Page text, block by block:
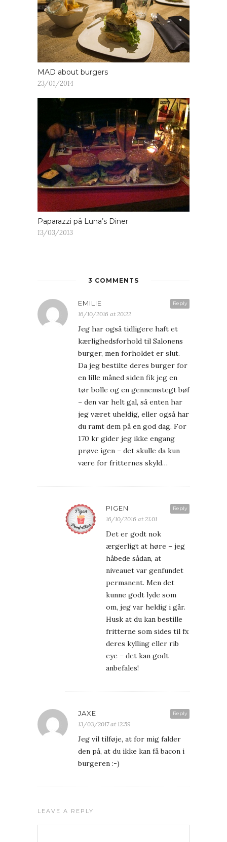
MAD about burgers
23/01/2014
Paparazzi på Luna’s Diner
13/03/2013
3 COMMENTS
Reply
EMILIE
16/10/2016 at 20:22
Jeg har også tidligere haft et
kærlighedsforhold til Salonens
burger, men forholdet er slut.
Da jeg bestilte deres burger for
en lille måned siden fik jeg en
tør bolle og en gennemstegt bøf
– den var helt gal, så enten har
jeg været uheldig, eller også har
du ramt dem på en god dag. For
170 kr gider jeg ikke engang
prøve igen – det skulle da kun
være for fritternes skyld…
Reply
PIGEN
16/10/2016 at 21:01
Det er godt nok
ærgerligt at høre – jeg
håbede sådan, at
niveauet var genfundet
permanent. Men det
kunne godt lyde som
om, jeg var heldig i går.
Husk at du kan bestille
fritterne som sides til fx
deres kylling eller rib
eye – det kan godt
anbefales!
Reply
JAXE
13/03/2017 at 12:59
Jeg vil tilføje, at for mig falder
den på, at du ikke kan få bacon i
burgeren :-)
LEAVE A REPLY